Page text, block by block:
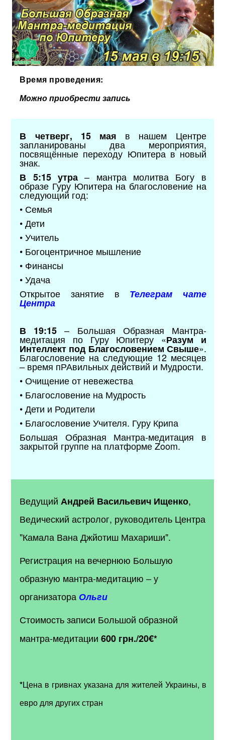
Время проведения:
Можно приобрести запись
В четверг, 15 мая в нашем Центре
запланированы два мероприятия,
посвящённые переходу Юпитера в новый
знак.
В 5:15 утра – мантра молитва Богу в
образе Гуру Юпитера на благословение на
следующий год:
• Семья
• Дети
• Учитель
• Богоцентричное мышление
• Финансы
• Удача
Открытое занятие в Телеграм чате
Центра
В 19:15 – Большая Образная Мантра-
медитация по Гуру Юпитеру «Разум и
Интеллект под Благословением Свыше».
Благословение на следующие 12 месяцев
– время пРАвильных действий и Мудрости.
• Очищение от невежества
• Благословение на Мудрость
• Дети и Родители
• Благословение Учителя. Гуру Крипа
Большая Образная Мантра-медитация в
закрытой группе на платформе Zoom.
Ведущий Андрей Васильевич Ищенко,
Ведический астролог, руководитель Центра
"Камала Вана Джйотиш Махариши".
Регистрация на вечернюю Большую
образную мантра-медитацию– у
организатора Ольги
Стоимость записи Большой образной
мантра-медитации600 грн./20€*
*Цена в гривнах указана для жителей Украины, в
евро для других стран